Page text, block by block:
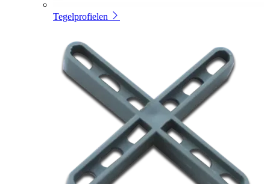
Tegelprofielen